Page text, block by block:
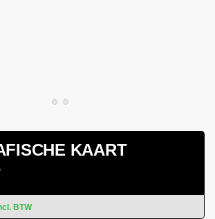
KAART
BTW